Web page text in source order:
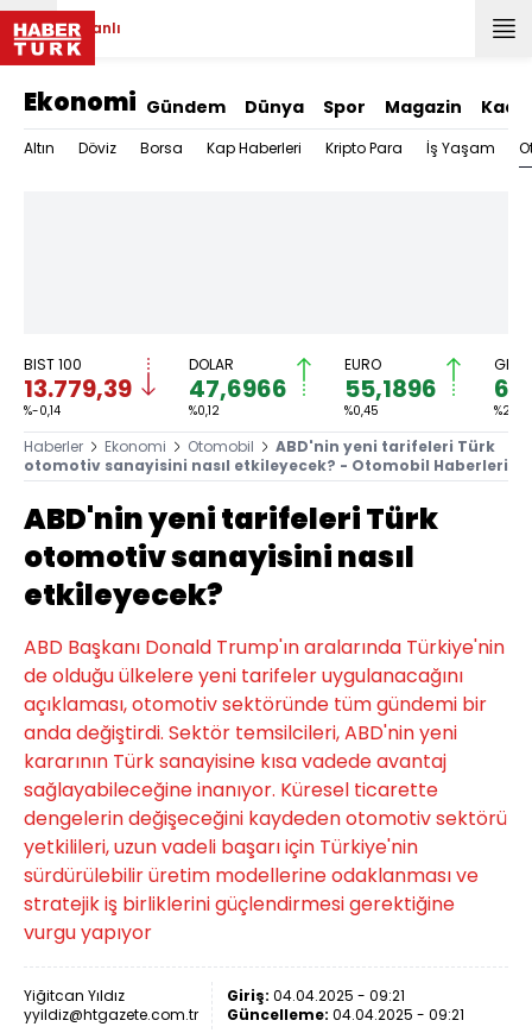
Canlı
Ekonomi Gündem Dünya Spor Magazin
Altın Döviz Borsa Kap Haberleri Kripto Para İş Yaşam
BIST 100
13.779,39
%-0,14
DOLAR
47,6966
%0,12
EURO
55,1896
%0,45 %2,59
Haberler Ekonomi Otomobil
ABD'nin yeni tarifeleri Türk
otomotiv sanayisini nasıl etkileyecek? - Otomobil Haberleri
ABD'nin yeni tarifeleri Türk
otomotiv sanayisini nasıl
etkileyecek?
ABD Başkanı Donald Trump'ın aralarında Türkiye'nin
de olduğu ülkelere yeni tarifeler uygulanacağını
açıklaması, otomotiv sektöründe tüm gündemi bir
anda değiştirdi. Sektör temsilcileri, ABD'nin yeni
kararının Türk sanayisine kısa vadede avantaj
sağlayabileceğine inanıyor. Küresel ticarette
dengelerin değişeceğini kaydeden otomotiv sektörü
yetkilileri, uzun vadeli başarı için Türkiye'nin
sürdürülebilir üretim modellerine odaklanması ve
stratejik iş birliklerini güçlendirmesi gerektiğine
vurgu yapıyor
Yiğitcan Yıldız
yyildiz@htgazete.com.tr
Giriş: 04.04.2025 - 09:21
Güncelleme: 04.04.2025 - 09:21